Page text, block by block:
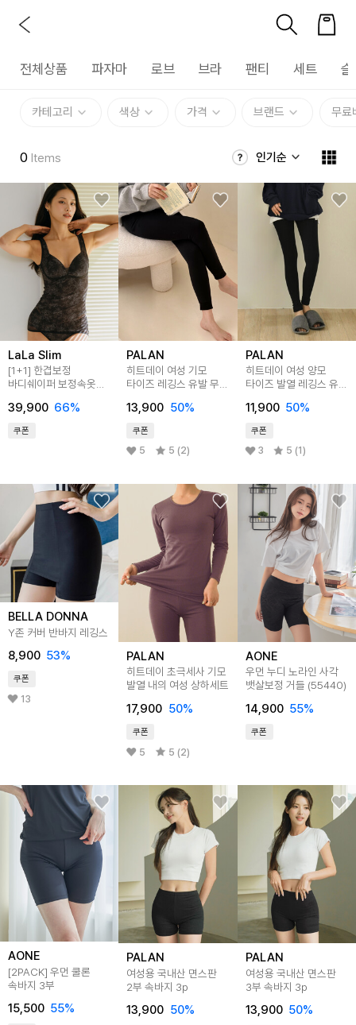
전체상품 파자마 로브 브라 팬티 세트
카테고리 색상 가격 브랜드 무료
0 Items 인기순
LaLa Slim
[1+1] 한겹보정
바디쉐이퍼 보정속옷
39,900 66%
쿠폰
PALAN
히트데이 여성 기모
타이즈 레깅스 유발 무발
13,900 50%
쿠폰
5 5 (2)
PALAN
히트데이 여성 양모
타이즈 발열 레깅스 유발
11,900 50%
쿠폰
3 5 (1)
BELLA DONNA
Y존 커버 반바지 레깅스
8,900 53%
쿠폰
13
PALAN
히트데이 초극세사 기모
발열 내의 여성 상하세트
17,900 50%
쿠폰
5 5 (2)
AONE
우먼 누디 노라인 사각
뱃살보정 거들 (55440)
14,900 55%
쿠폰
AONE
[2PACK] 우먼 쿨론
속바지 3부
15,500 55%
PALAN
여성용 국내산 면스판
2부 속바지 3p
13,900 50%
PALAN
여성용 국내산 면스판
3부 속바지 3p
13,900 50%